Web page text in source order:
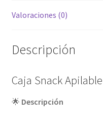
Valoraciones (0)
Descripción
Caja Snack
🌟 Descripción